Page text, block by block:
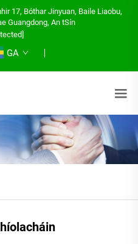
17, Bóthar Jinyuan, Baile Liaobu,
Guangdong, An tSín
GA